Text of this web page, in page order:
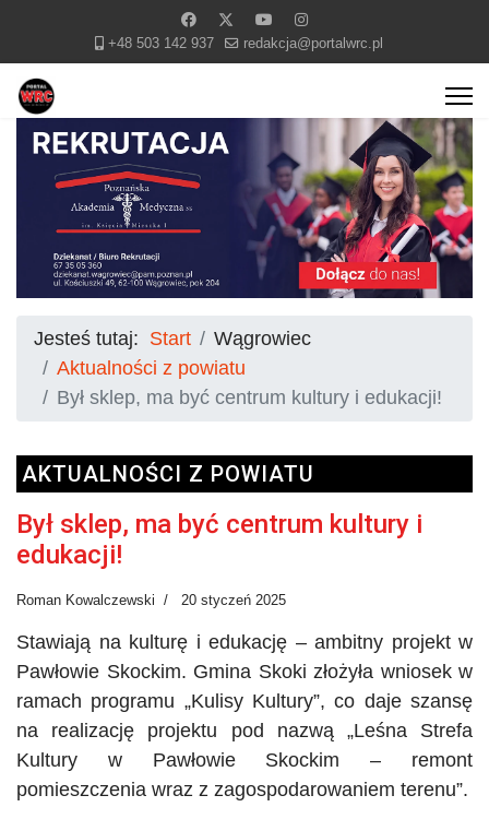
+48 503 142 937 redakcja@portalwrc.pl
Jesteś tutaj: Start
Wągrowiec
Aktualności z powiatu
Był sklep, ma być centrum kultury i edukacji!
AKTUALNOŚCI Z POWIATU
Był sklep, ma być centrum kultury i
edukacji!
Roman Kowalczewski 20 styczeń 2025
Stawiają na kulturę i edukację – ambitny projekt w
Pawłowie Skockim. Gmina Skoki złożyła wniosek w
ramach programu „Kulisy Kultury”, co daje szansę
na realizację projektu pod nazwą „Leśna Strefa
Kultury w Pawłowie Skockim – remont
pomieszczenia wraz z zagospodarowaniem terenu”.